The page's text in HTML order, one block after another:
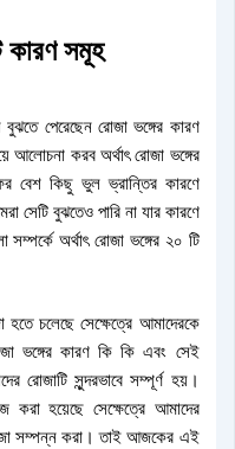
কারণ সমূহ
পেরেছেন রোজা ভঙ্গের কারণ
আলোচনা করব অর্থাৎ রোজা ভঙ্গের
বেশ কিছু ভুল ভ্রান্তির কারণে
সেটি বুঝতেও পারি না যার কারণে
অর্থাৎ রোজা ভঙ্গের ২০ টি
চলেছে সেক্ষেত্রে আমাদেরকে
ভঙ্গের কারণ কি কি এবং সেই
রোজাটি সুন্দরভাবে সম্পূর্ণ হয়।
হয়েছে সেক্ষেত্রে আমাদের
সম্পন্ন করা। তাই আজকের এই